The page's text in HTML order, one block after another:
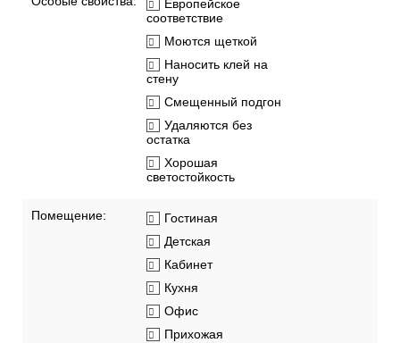
Европейское
соответствие
Моются щеткой
Наносить клей на
стену
Смещенный подгон
Удаляются без
остатка
Хорошая
светостойкость
Помещение:
Гостиная
Детская
Кабинет
Кухня
Офис
Прихожая